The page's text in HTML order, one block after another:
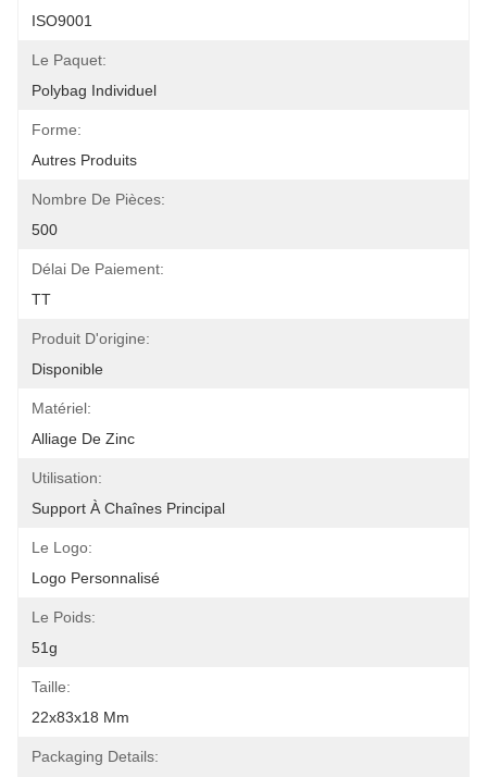
ISO9001
Le Paquet:
Polybag Individuel
Forme:
Autres Produits
Nombre De Pièces:
500
Délai De Paiement:
TT
Produit D'origine:
Disponible
Matériel:
Alliage De Zinc
Utilisation:
Support À Chaînes Principal
Le Logo:
Logo Personnalisé
Le Poids:
51g
Taille:
22x83x18 Mm
Packaging Details: